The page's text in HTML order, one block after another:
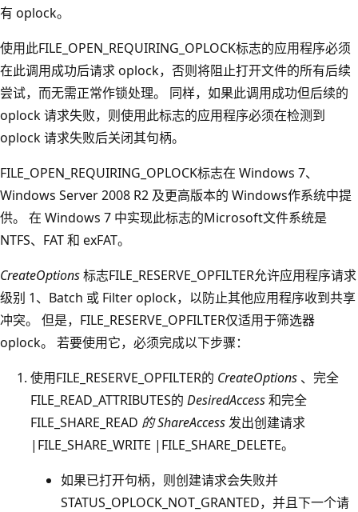
有 oplock。
使用此FILE_OPEN_REQUIRING_OPLOCK标志的应用程序必须
在此调用成功后请求 oplock，否则将阻止打开文件的所有后续
尝试，而无需正常作锁处理。 同样，如果此调用成功但后续的
oplock 请求失败，则使用此标志的应用程序必须在检测到
oplock 请求失败后关闭其句柄。
FILE_OPEN_REQUIRING_OPLOCK标志在 Windows 7、
Windows Server 2008 R2 及更高版本的 Windows作系统中提
供。 在 Windows 7 中实现此标志的Microsoft文件系统是
NTFS、FAT 和 exFAT。
CreateOptions标志FILE_RESERVE_OPFILTER允许应用程序请求
级别 1、Batch 或 Filter oplock，以防止其他应用程序收到共享
冲突。 但是，FILE_RESERVE_OPFILTER仅适用于筛选器
oplock。 若要使用它，必须完成以下步骤：
使用FILE_RESERVE_OPFILTER的 CreateOptions 、完全
FILE_READ_ATTRIBUTES的 DesiredAccess和完全
FILE_SHARE_READ 的 ShareAccess发出创建请求
|FILE_SHARE_WRITE |FILE_SHARE_DELETE。
如果已打开句柄，则创建请求会失败并
STATUS_OPLOCK_NOT_GRANTED，并且下一个请